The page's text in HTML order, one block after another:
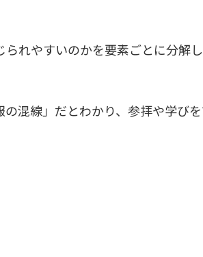
れやすいのかを要素ごとに分解
混線」だとわかり、参拝や学び